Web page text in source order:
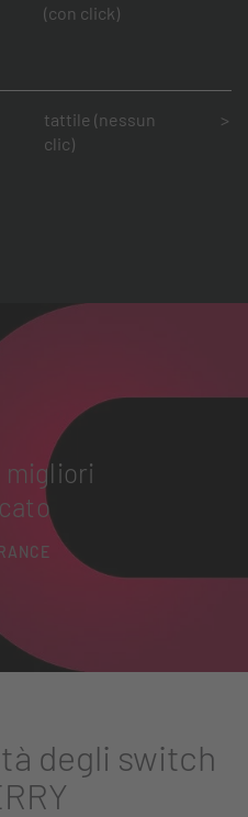
(con click)
tattile (nessun
clic)
>
migliori
degli switch